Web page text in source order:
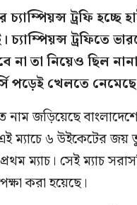
ট্রফি
চ্যাম্পিয়ন্স ট্রফিতে
না তা নিয়েও ছিল
পড়েই খেলতে
জড়িয়েছে
ম্যাচে ৬ উইকেটের জয়
ম্যাচ। সেই ম্যাচ
করা হয়েছে।